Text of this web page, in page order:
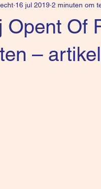
Opent Of
–
16 jul 2019 2 minuten om